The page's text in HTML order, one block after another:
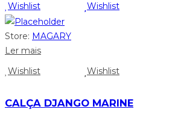
Wishlist
Wishlist
Store: MAGARY
Ler mais
Wishlist
Wishlist
CALÇA DJANGO MARINE